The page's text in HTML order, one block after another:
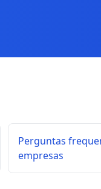
Perguntas
empresas